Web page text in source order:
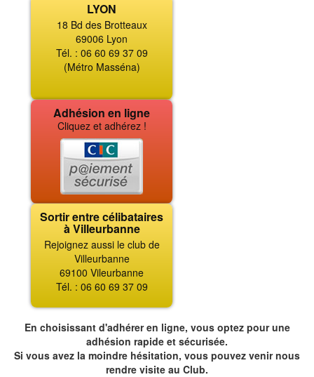
LYON
18 Bd des Brotteaux
69006 Lyon
Tél. : 06 60 69 37 09
(Métro Masséna)
Adhésion en ligne
Cliquez et adhérez !
Sortir entre célibataires
à Villeurbanne
Rejoignez aussi le club de
Villeurbanne
69100 Vileurbanne
Tél. : 06 60 69 37 09
En choisissant d'adhérer en ligne, vous optez pour une
adhésion rapide et sécurisée.
Si vous avez la moindre hésitation, vous pouvez venir nous
rendre visite au Club.